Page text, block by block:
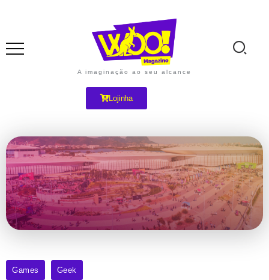
A imaginação ao seu alcance
Lojinha
Games Geek